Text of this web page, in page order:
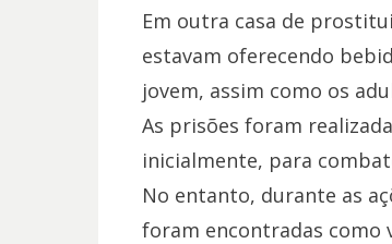
Em outra casa de
estavam oferecendo
jovem, assim como os
As prisões foram
inicialmente, para
No entanto, durante as
foram encontradas como